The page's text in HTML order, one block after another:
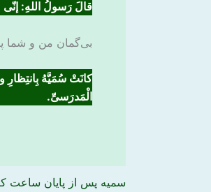
قالَ رَسولُ اللهِ:
بی‌گمان من و شما
کانَتْ سُمَیَّهُ بِانتِظارِ
الْمَدرَسیِّ.
سمیه پس از پایان ساعت